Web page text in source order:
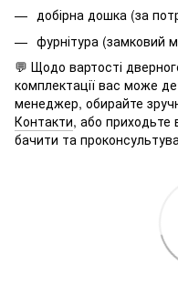
добірна дошка (за
фурнітура (замковий
💬 Щодо вартості
комплектації вас може
менеджер, обирайте
Контакти, або приходьте
бачити та